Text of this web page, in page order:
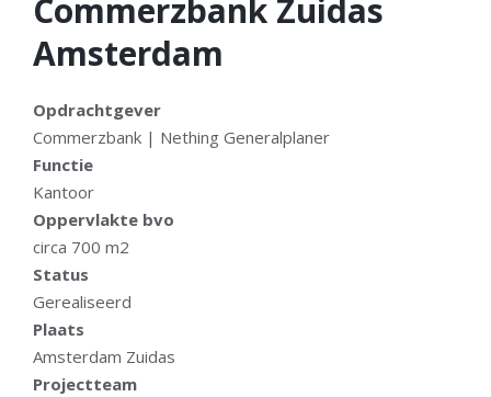
Commerzbank Zuidas
Amsterdam
Opdrachtgever
Commerzbank | Nething Generalplaner
Functie
Kantoor
Oppervlakte bvo
circa 700 m2
Status
Gerealiseerd
Plaats
Amsterdam Zuidas
Projectteam